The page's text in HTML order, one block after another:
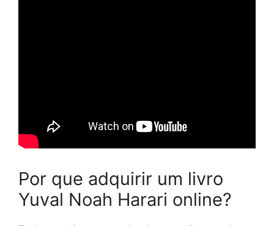
Por que adquirir um livro
Yuval Noah Harari online?